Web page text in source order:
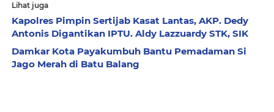
Lihat juga
Kapolres Pimpin Sertijab Kasat Lantas, AKP. Dedy
Antonis Digantikan IPTU. Aldy Lazzuardy STK, SIK
Damkar Kota Payakumbuh Bantu Pemadaman Si
Jago Merah di Batu Balang